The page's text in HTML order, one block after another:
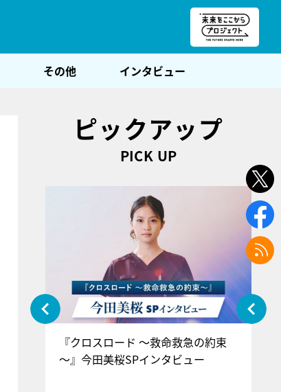
その他 インタビュー
ピックアップ
PICK UP
『クロスロード ～救命救急の約束
～』今田美桜SPインタビュー